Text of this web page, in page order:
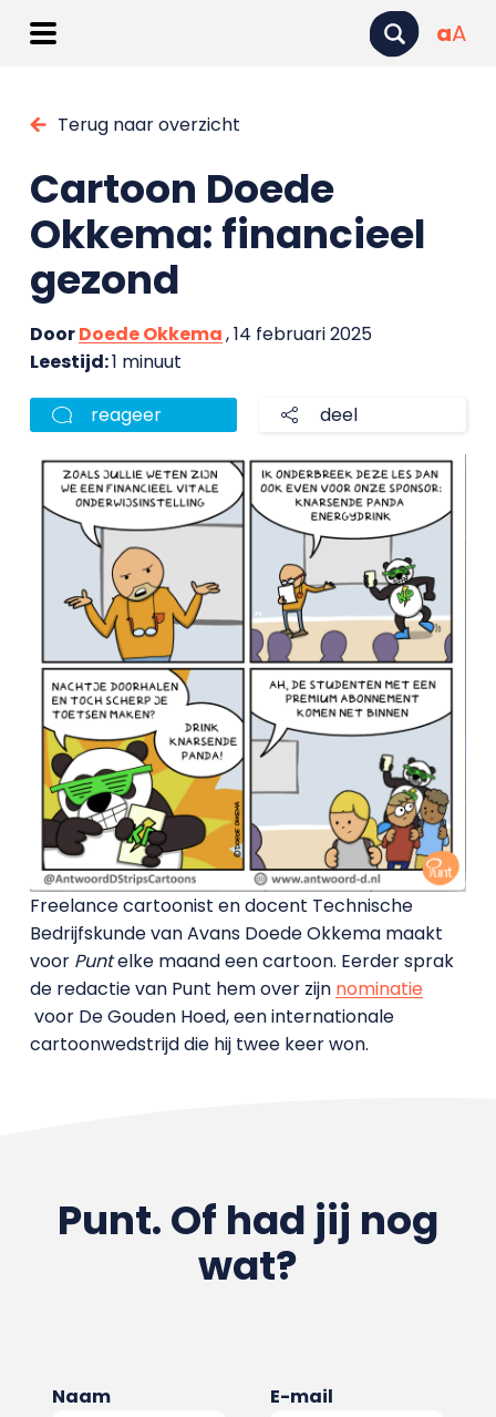
aA
Terug naar overzicht
Cartoon Doede
Okkema: financieel
gezond
DoorDoede Okkema, 14 februari 2025
Leestijd:1 minuut
reageer deel
Freelance cartoonist en docent Technische
Bedrijfskunde van Avans Doede Okkema maakt
voor Puntelke maand een cartoon. Eerder sprak
de redactie van Punt hem over zijn nominatie
voor De Gouden Hoed, een internationale
cartoonwedstrijd die hij twee keer won.
Punt. Of had jij nog
wat?
Naam E-mail